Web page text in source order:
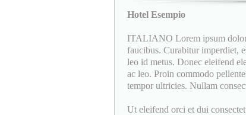
Hotel Esempio
ITALIANO Lorem ipsum dolor
faucibus. Curabitur imperdiet,
leo id metus. Donec eleifend
ac leo. Proin commodo
tempor ultricies. Nullam
Ut eleifend orci et dui